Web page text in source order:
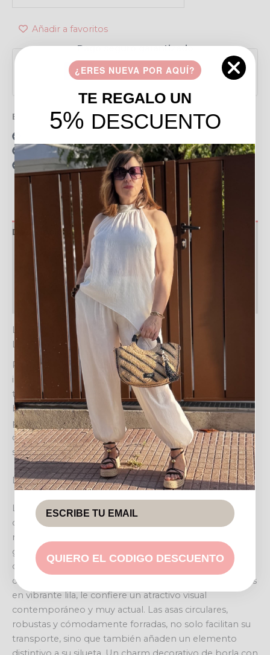
Añadir a favoritos
Pago seguro garantizado
Envío gratis en pedidos de más de 49 €
Resolvemos tus dudas por llamada o WhatsApp
Recogida en tienda gratis
Descripción
Información adicional
Valoraciones (0)
Política de devoluciones
LA CAPAZA MINI CAROL: UN TOQUE CHIC PARA TUS
LOOKS VERANIEGOS
Presentamos la CAPAZA MINI CAROL, el accesorio
imprescindible que aúna funcionalidad y estilo para la
temporada. Diseñada para la mujer moderna que
busca un complemento único y versátil, esta capaza se
posiciona como el bolso de mano ideal para realzar
cualquier conjunto, desde los más casuales hasta los
semi-formales de verano.
Diseño y detalles que enamoran
La CAPAZA MINI CAROL destaca por su exquisita
confección en un material trenzado de apariencia
natural, que recuerda a la rafia o el mimbre,
garantizando ligereza y resistencia. Su patrón de rayas
diagonales, presentado en combinaciones elegantes
como el beige con negro o el tono oscuro con detalles
en vibrante lila, le confiere un atractivo visual
contemporáneo y muy actual. Las asas circulares,
robustas y cómodamente forradas, no solo facilitan su
transporte, sino que también añaden un elemento
¿ERES NUEVA POR AQUÍ?
TE REGALO UN
5% DESCUENTO
QUIERO EL CODIGO DESCUENTO